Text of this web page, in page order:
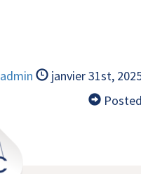
admin
janvier 31st,